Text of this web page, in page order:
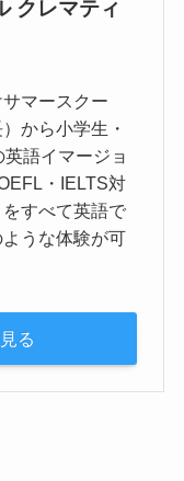
クレマティ
マースクー
から小学生・
語イマージョ
・IELTS対
すべて英語で
うな体験が可
る